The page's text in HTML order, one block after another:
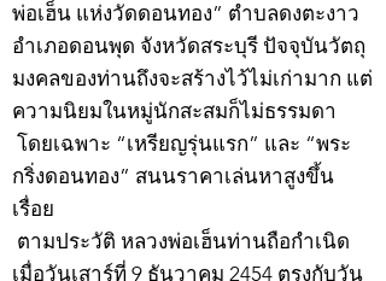
พ่อเฮ็น แห่งวัดดอนทอง” ตำบลดงตะงาว
อำเภอดอนพุด จังหวัดสระบุรี ปัจจุบันวัตถุ
มงคลของท่านถึงจะสร้างไว้ไม่เก่ามาก แต่
ความนิยมในหมู่นักสะสมก็ไม่ธรรมดา
โดยเฉพาะ “เหรียญรุ่นแรก” และ “พระ
กริ่งดอนทอง” สนนราคาเล่นหาสูงขึ้น
เรื่อย
ตามประวัติ หลวงพ่อเฮ็นท่านถือกำเนิด
เมื่อวันเสาร์ที่ 9 ธันวาคม 2454 ตรงกับวัน